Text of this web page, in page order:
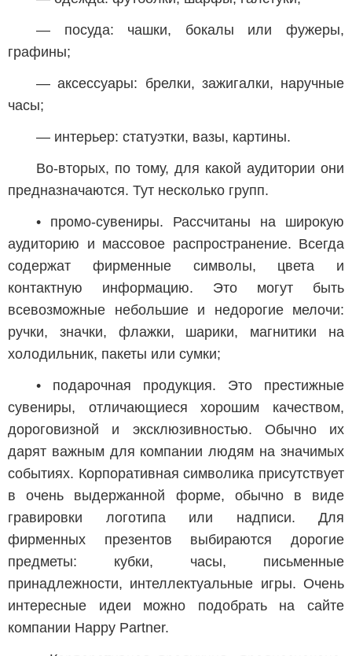
— посуда: чашки, бокалы или фужеры,
графины;
— аксессуары: брелки, зажигалки, наручные
часы;
— интерьер: статуэтки, вазы, картины.
Во-вторых, по тому, для какой аудитории они
предназначаются. Тут несколько групп.
• промо-сувениры. Рассчитаны на широкую
аудиторию и массовое распространение. Всегда
содержат фирменные символы, цвета и
контактную информацию. Это могут быть
всевозможные небольшие и недорогие мелочи:
ручки, значки, флажки, шарики, магнитики на
холодильник, пакеты или сумки;
• подарочная продукция. Это престижные
сувениры, отличающиеся хорошим качеством,
дороговизной и эксклюзивностью. Обычно их
дарят важным для компании людям на значимых
событиях. Корпоративная символика присутствует
в очень выдержанной форме, обычно в виде
гравировки логотипа или надписи. Для
фирменных презентов выбираются дорогие
предметы: кубки, часы, письменные
принадлежности, интеллектуальные игры. Очень
интересные идеи можно подобрать на сайте
компании Happy Partner.